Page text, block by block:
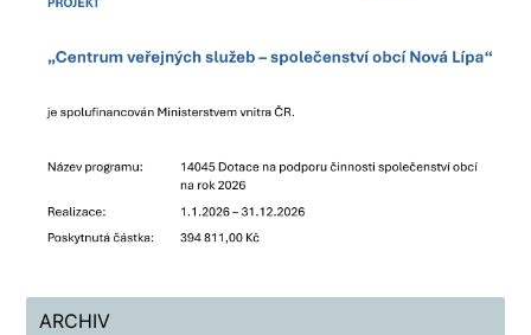
ARCHIV